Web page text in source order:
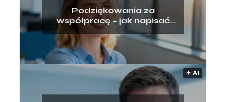
Podziękowania za
współpracę – jak napisać
przy odejściu z pracy?
🟅 AI